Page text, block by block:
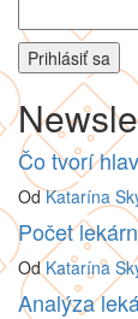
Čo tvorí
OdKatarína
Počet
OdKatarína
Analýza